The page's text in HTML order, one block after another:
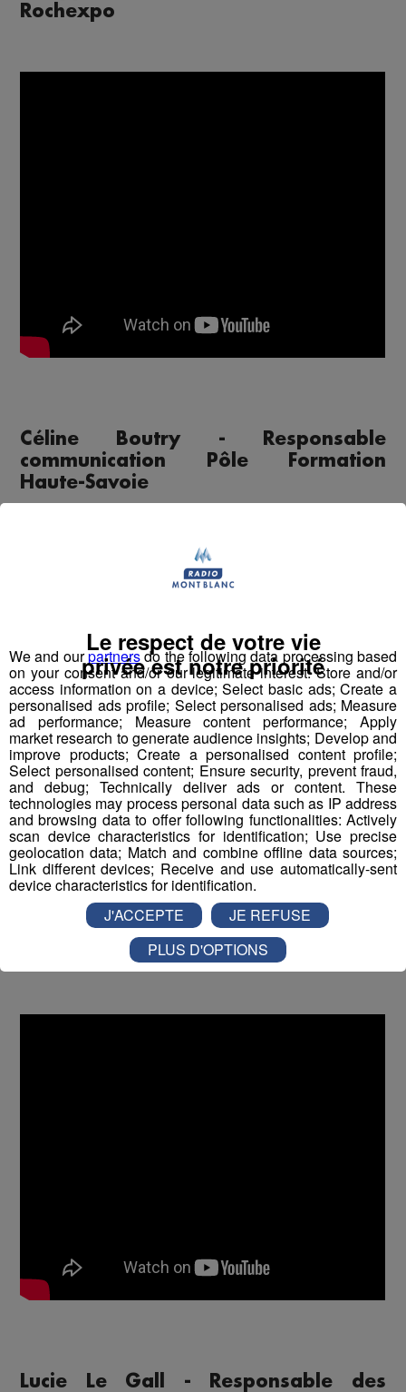
Rochexpo
Céline Boutry - Responsable
communication Pôle Formation
Haute-Savoie
Patrice Contat - Reponsable des
relations sociales et des ressources
humaines Dassault Aviation
Lucie Le Gall - Responsable des
We and ourpartnersdo the following data processing based
on your consent and/or our legitimate interest: Store and/or
access information on a device; Select basic ads; Create a
personalised ads profile; Select personalised ads; Measure
ad performance; Measure content performance; Apply
market research to generate audience insights; Develop and
improve products; Create a personalised content profile;
Select personalised content; Ensure security, prevent fraud,
and debug; Technically deliver ads or content. These
technologies may process personal data such as IP address
and browsing data to offer following functionalities: Actively
scan device characteristics for identification; Use precise
geolocation data; Match and combine offline data sources;
Link different devices; Receive and use automatically-sent
device characteristics for identification.
Le respect de votre vie
privée est notre priorité
J'ACCEPTE
JE REFUSE
PLUS D'OPTIONS